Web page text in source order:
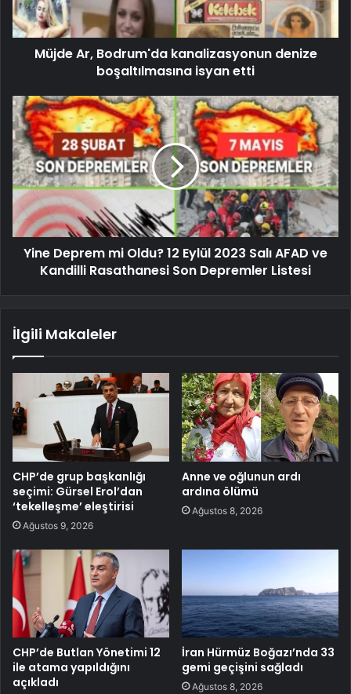
Müjde Ar, Bodrum'da kanalizasyonun denize
boşaltılmasına isyan etti
Yine Deprem mi Oldu? 12 Eylül 2023 Salı AFAD ve
Kandilli Rasathanesi Son Depremler Listesi
İlgili Makaleler
CHP’de grup başkanlığı
seçimi: Gürsel Erol’dan
‘tekelleşme’ eleştirisi
Ağustos 9, 2026
Anne ve oğlunun ardı
ardına ölümü
Ağustos 8, 2026
CHP’de Butlan Yönetimi 12
ile atama yapıldığını
açıkladı
İran Hürmüz Boğazı’nda 33
gemi geçişini sağladı
Ağustos 8, 2026